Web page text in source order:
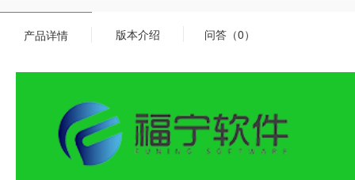
产品详情 版本介绍 问答（0）